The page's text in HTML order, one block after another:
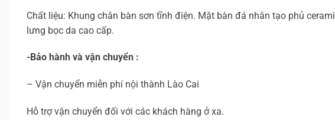
Chất liệu: Khung chân bàn sơn tĩnh điện. Mặt bàn đá nhân tạo phủ
lưng bọc da cao cấp.
-Bảo hành và vận chuyển :
– Vận chuyển miễn phí nội thành Lào Cai
Hỗ trợ vận chuyển đối với các khách hàng ở xa.